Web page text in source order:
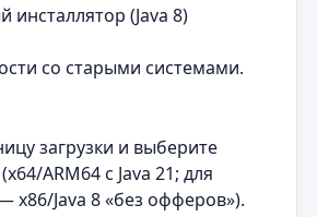
инсталлятор (Java 8)
со старыми системами.
загрузки и выберите
ARM64 с Java 21; для
x86/Java 8 «без офферов»).